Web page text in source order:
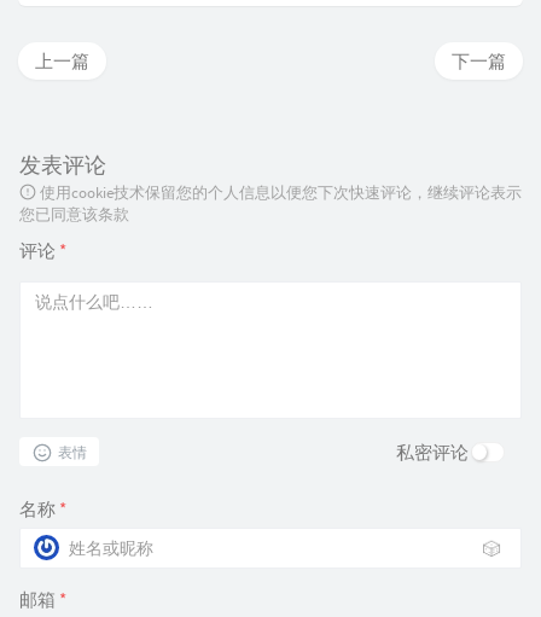
下一篇
上一篇
发表评论
使用cookie技术保留您的个人信息以便您下次快速评论，继续评论表示
您已同意该条款
评论 *
表情 私密评论
名称 *
🎲
邮箱 *